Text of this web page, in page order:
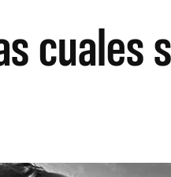
cuales